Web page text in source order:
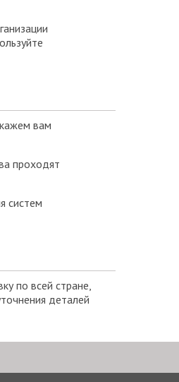
вам
проходят
систем
по всей стране,
деталей